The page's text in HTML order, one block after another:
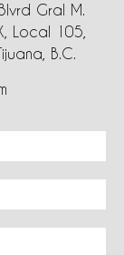
Gral M.
Local 105,
B.C.